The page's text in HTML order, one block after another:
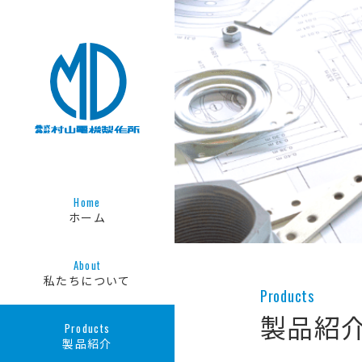
Home
ホーム
About
私たちについて
Products
製品紹介
Products
製品紹